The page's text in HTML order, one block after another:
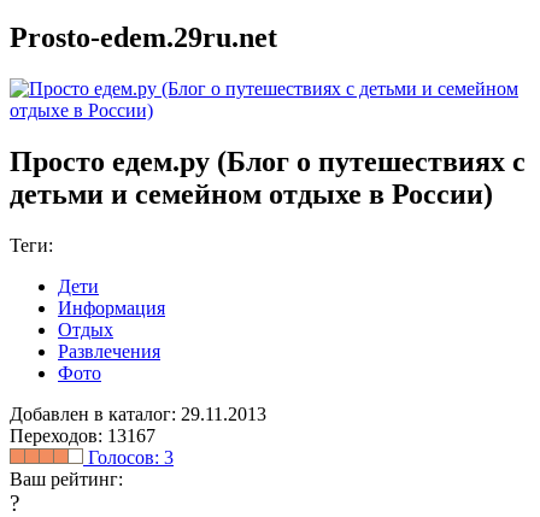
Prosto-edem.29ru.net
Просто едем.ру (Блог о путешествиях с
детьми и семейном отдыхе в России)
Теги:
Дети
Информация
Отдых
Развлечения
Фото
Добавлен в каталог: 29.11.2013
Переходов: 13167
Голосов: 3
Ваш рейтинг:
?